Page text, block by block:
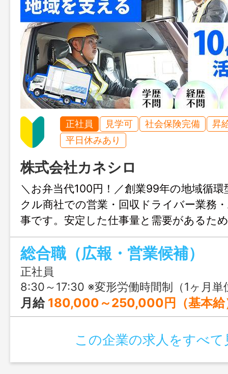
正社員 見学可 社会保険完備
昇
平日休みあり
株式会社カネシロ
＼お弁当代100円！／創業99年の地域循
クル商社での営業・回収ドライバー業務
事です。安定した仕事量と需要があるた
的に働くことができます。未経験からリ
を目指せる教育体制が整っています！決
欠勤なしで2万円の手当など福利厚生も充
なので、お気軽にご応募ください！
総合職（広報・営業候補）
正社員
8:30～17:30 ※変形労働時間制（1ヶ月単
月給 180,000～250,000円（基本給
この企業の求人をすべて